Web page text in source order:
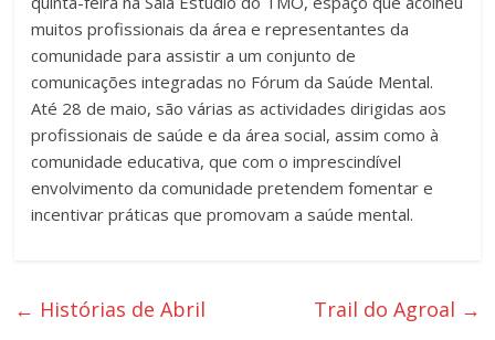
muitos profissionais da área e representantes da
comunidade para assistir a um conjunto de
comunicações integradas no Fórum da Saúde Mental.
Até 28 de maio, são várias as actividades dirigidas aos
profissionais de saúde e da área social, assim como à
comunidade educativa, que com o imprescindível
envolvimento da comunidade pretendem fomentar e
incentivar práticas que promovam a saúde mental.
← Histórias de Abril Trail do Agroal →